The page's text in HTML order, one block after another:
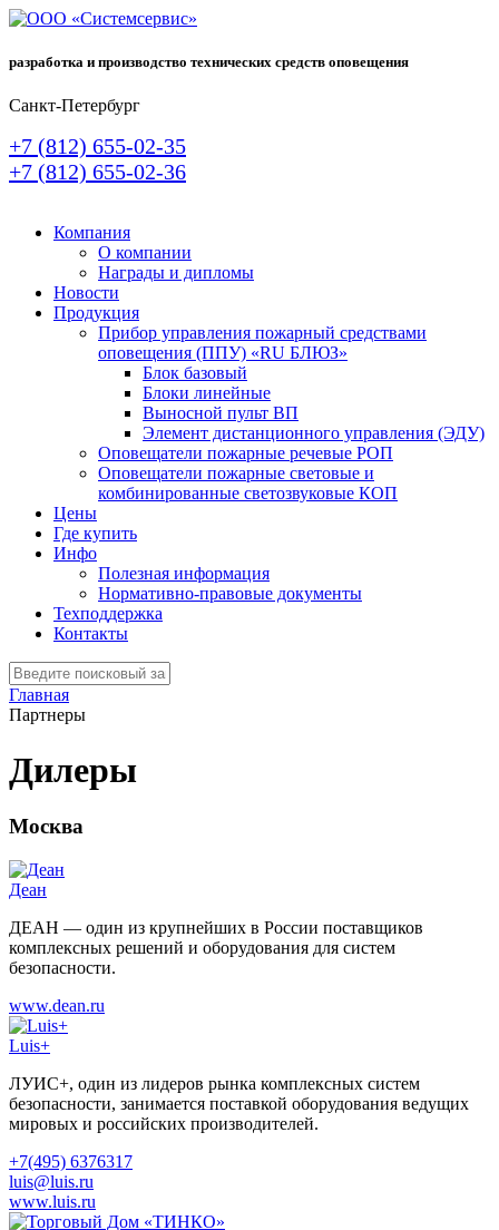
разработка и производство технических средств оповещения
Санкт-Петербург
+7 (812) 655-02-35
+7 (812) 655-02-36
Компания
О компании
Награды и дипломы
Новости
Продукция
Прибор управления пожарный средствами
оповещения (ППУ) «RU БЛЮЗ»
Блок базовый
Блоки линейные
Выносной пульт ВП
Элемент дистанционного управления (ЭДУ)
Оповещатели пожарные речевые РОП
Оповещатели пожарные световые и
комбинированные светозвуковые КОП
Цены
Где купить
Инфо
Полезная информация
Нормативно-правовые документы
Техподдержка
Контакты
Главная
Партнеры
Дилеры
Москва
Деан
ДЕАН — один из крупнейших в России поставщиков
комплексных решений и оборудования для систем
безопасности.
www.dean.ru
Luis+
ЛУИС+, один из лидеров рынка комплексных систем
безопасности, занимается поставкой оборудования ведущих
мировых и российских производителей.
+7(495) 6376317
luis@luis.ru
www.luis.ru